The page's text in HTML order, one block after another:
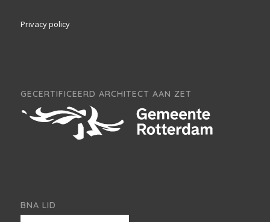
Privacy policy
GECERTIFICEERD ARCHITECT AAN ZET
BNA LID